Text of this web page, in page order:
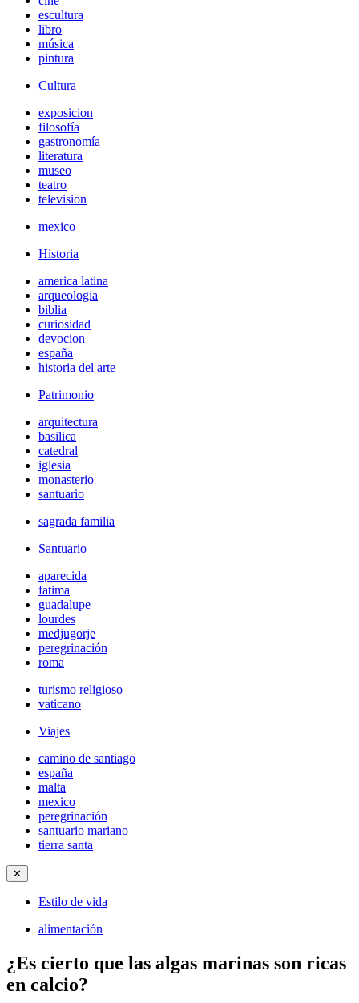
escultura
libro
música
pintura
Cultura
exposicion
filosofía
gastronomía
literatura
museo
teatro
television
mexico
Historia
america latina
arqueologia
biblia
curiosidad
devocion
españa
historia del arte
Patrimonio
arquitectura
basilica
catedral
iglesia
monasterio
santuario
sagrada familia
Santuario
aparecida
fatima
guadalupe
lourdes
medjugorje
peregrinación
roma
turismo religioso
vaticano
Viajes
camino de santiago
españa
malta
mexico
peregrinación
santuario mariano
tierra santa
✕
Estilo de vida
alimentación
¿Es cierto que las algas marinas son ricas
en calcio?